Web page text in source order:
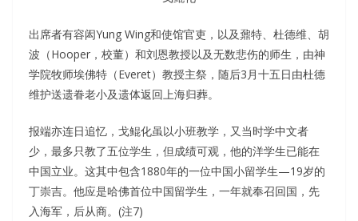
出席者有容闳Yung Wing和使馆官吏，以及鼐特、杜德维、胡
波（Hooper，校董）和刘恩教授以及无数悲伤的师生，由神
学院牧师埃佛特（Everet）教授主祭，随后3月十五日由杜德
维护送遗眷老小及遗体返回上海归葬。
报端亦连日追忆，戈鲲化虽以小班教学，又当时学中文者
少，最多只教了五位学生，但成绩可观，他的洋学生已能在
中国立业。这其中包含1880年的一位中国小留学生—19岁的
丁崇吉。他应是哈佛首位中国留学生，一年就奉召回国，先
入海军，后从商。(注7)